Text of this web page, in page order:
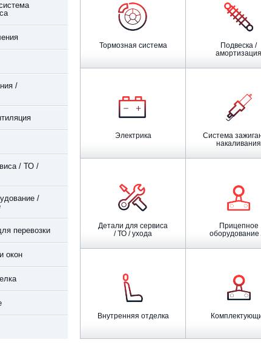
перевозки
окон
Тормозная система
Подвеска /
амортизация
Электрика
Система зажигания /
накаливания
Детали для сервиса
/ ТО / ухода
Прицепное
оборудование
Внутренняя отделка